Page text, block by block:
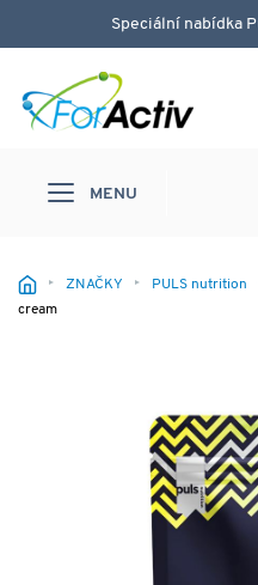
Speciální nabídka
MENU
ZNAČKY PULS nutrition
cream